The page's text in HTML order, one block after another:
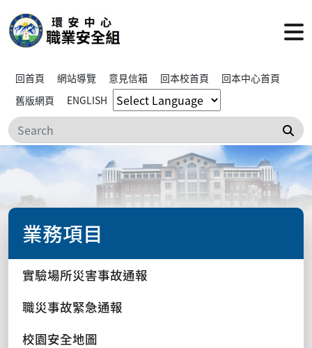
回首頁 網站導覽 意見信箱 回本校首頁
回本中心首頁
舊版網頁
ENGLISH
搜
業務項目
實驗場所災害事故通報
職災事故緊急通報
校園安全地圖